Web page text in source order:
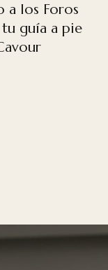
a los Foros
guía a pie